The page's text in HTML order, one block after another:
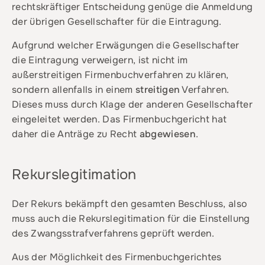
rechtskräftiger Entscheidung genüge die Anmeldung
der übrigen Gesellschafter für die Eintragung.
Aufgrund welcher Erwägungen die Gesellschafter
die Eintragung verweigern, ist nicht im
außerstreitigen Firmenbuchverfahren zu klären,
sondern allenfalls in einem streitigenVerfahren.
Dieses muss durch Klage der anderen Gesellschafter
eingeleitet werden. Das Firmenbuchgericht hat
daher die Anträge zu Recht abgewiesen.
Rekurslegitimation
Der Rekurs bekämpft den gesamten Beschluss, also
muss auch die Rekurslegitimation für die Einstellung
des Zwangsstrafverfahrens geprüft werden.
Aus der Möglichkeit des Firmenbuchgerichtes